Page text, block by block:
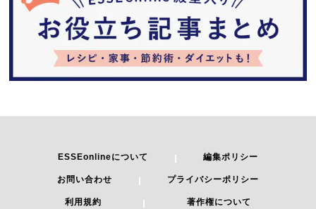
ESSEonlineについて 編集ポリシー
お問い合わせ プライバシーポリシー
利用規約 著作権について